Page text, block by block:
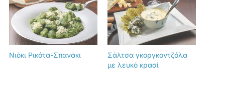
Νιόκι Ρικότα-Σπανάκι
Σάλτσα γκοργκοντζόλα
με λευκό κρασί